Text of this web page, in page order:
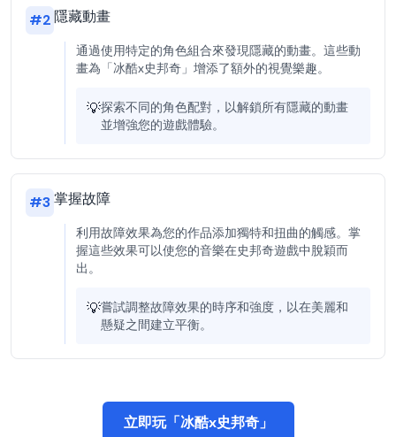
#2隱藏動畫
通過使用特定的角色組合來發現隱藏的動畫。這些動
畫為「冰酷x史邦奇」增添了額外的視覺樂趣。
💡探索不同的角色配對，以解鎖所有隱藏的動畫
並增強您的遊戲體驗。
#3掌握故障
利用故障效果為您的作品添加獨特和扭曲的觸感。掌
握這些效果可以使您的音樂在史邦奇遊戲中脫穎而
出。
💡嘗試調整故障效果的時序和強度，以在美麗和
懸疑之間建立平衡。
立即玩「冰酷x史邦奇」